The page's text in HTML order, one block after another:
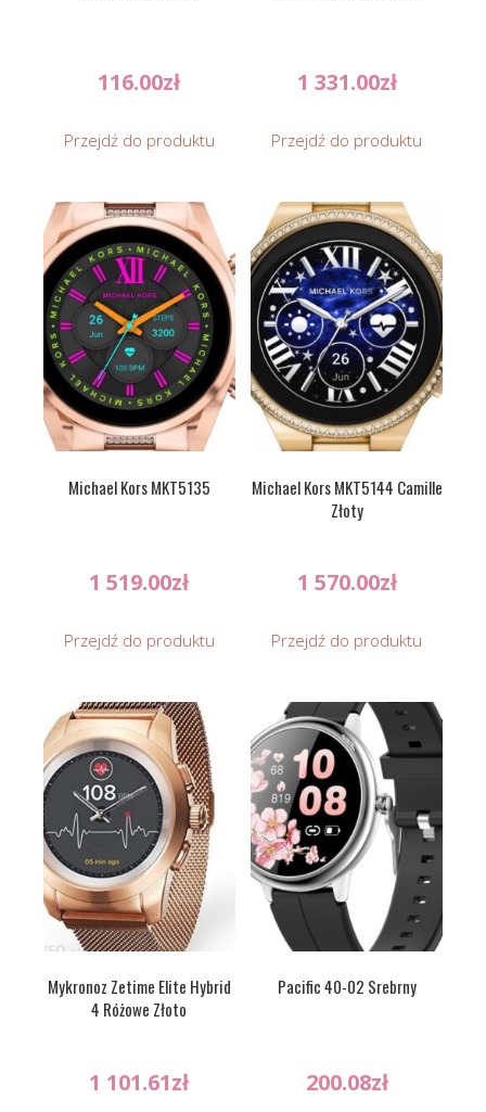
116.00zł
Przejdź do produktu
1 331.00zł
Przejdź do produktu
Michael Kors MKT5135
1 519.00zł
Przejdź do produktu
Michael Kors MKT5144 Camille
Złoty
1 570.00zł
Przejdź do produktu
Mykronoz Zetime Elite Hybrid
4 Różowe Złoto
1 101.61zł
Pacific 40-02 Srebrny
200.08zł